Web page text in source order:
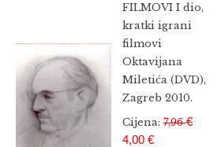
FILMOVI I dio,
kratki igrani
filmovi
Oktavijana
Miletića (DVD),
Zagreb 2010.
Cijena:7,96€
4,00 €